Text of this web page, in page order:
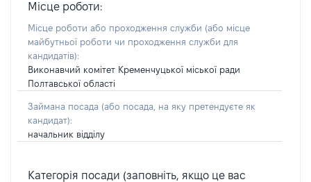
Місце роботи:
Місце роботи або проходження служби (або місце
майбутньої роботи чи проходження служби для
кандидатів):
Виконавчий комітет Кременчуцької міської ради
Полтавської області
Займана посада (або посада, на яку претендуєте як
кандидат):
начальник відділу
Категорія посади (заповніть, якщо це вас